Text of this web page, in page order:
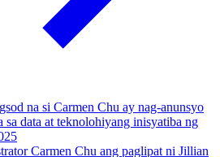
na si Carmen Chu ay nag-anunsyo
sa data at teknolohiyang inisyatiba ng
Carmen Chu ang paglipat ni Jillian